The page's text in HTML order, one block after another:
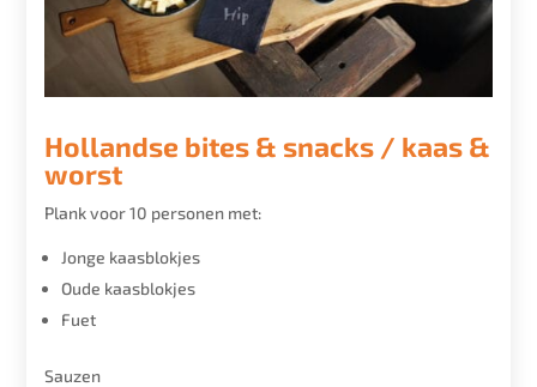
Hollandse bites & snacks / kaas &
worst
Plank voor 10 personen met:
Jonge kaasblokjes
Oude kaasblokjes
Fuet
Sauzen